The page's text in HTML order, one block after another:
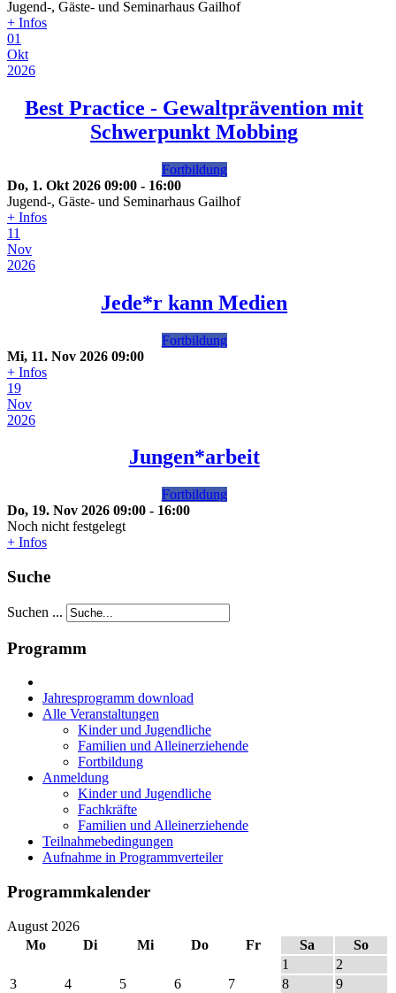
Jugend-, Gäste- und Seminarhaus Gailhof
+ Infos
01
Okt
2026
Best Practice - Gewaltprävention mit
Schwerpunkt Mobbing
Fortbildung
Do, 1. Okt 2026 09:00 - 16:00
Jugend-, Gäste- und Seminarhaus Gailhof
+ Infos
11
Nov
2026
Jede*r kann Medien
Fortbildung
Mi, 11. Nov 2026 09:00
+ Infos
19
Nov
2026
Jungen*arbeit
Fortbildung
Do, 19. Nov 2026 09:00 - 16:00
Noch nicht festgelegt
+ Infos
Suche
Suchen ...
Programm
Jahresprogramm download
Alle Veranstaltungen
Kinder und Jugendliche
Familien und Alleinerziehende
Fortbildung
Anmeldung
Kinder und Jugendliche
Fachkräfte
Familien und Alleinerziehende
Teilnahmebedingungen
Aufnahme in Programmverteiler
Programmkalender
August 2026
Mo
Di Mi Do Fr Sa
So
1
2
3
4 5 6 7 8
9